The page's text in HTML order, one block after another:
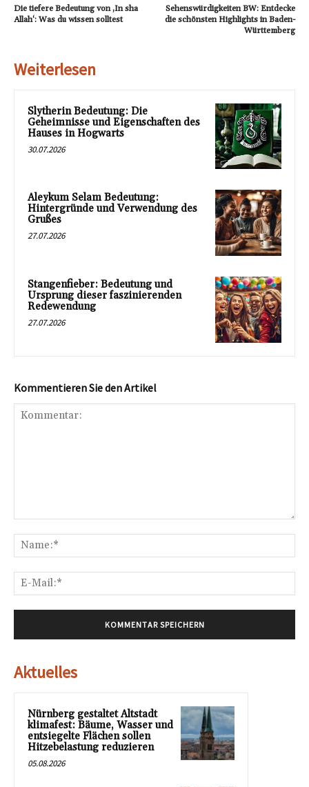
Die tiefere Bedeutung von ‚In sha
Allah‘: Was du wissen solltest
Sehenswürdigkeiten BW: Entdecke
die schönsten Highlights in Baden-
Württemberg
Weiterlesen
Slytherin Bedeutung: Die
Geheimnisse und Eigenschaften des
Hauses in Hogwarts
30.07.2026
Aleykum Selam Bedeutung:
Hintergründe und Verwendung des
Grußes
27.07.2026
Stangenfieber: Bedeutung und
Ursprung dieser faszinierenden
Redewendung
27.07.2026
Kommentieren Sie den Artikel
Aktuelles
Nürnberg gestaltet Altstadt
klimafest: Bäume, Wasser und
entsiegelte Flächen sollen
Hitzebelastung reduzieren
05.08.2026